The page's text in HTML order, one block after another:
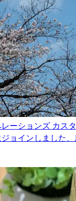
ーションズ カス
ョインしました